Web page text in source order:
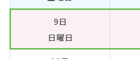
9日
日曜日